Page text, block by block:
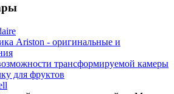
Ariston - оригинальные и
трансформируемой камеры
для фруктов